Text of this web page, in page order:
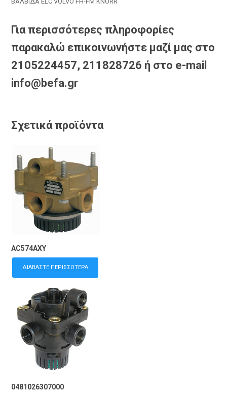
Για περισσότερες πληροφορίες
παρακαλώ επικοινωνήστε μαζί μας στο
2105224457, 211828726 ή στο e-mail
info@befa.gr
Σχετικά προϊόντα
AC574AXY
ΔΙΑΒΆΣΤΕ ΠΕΡΙΣΣΌΤΕΡΑ
0481026307000